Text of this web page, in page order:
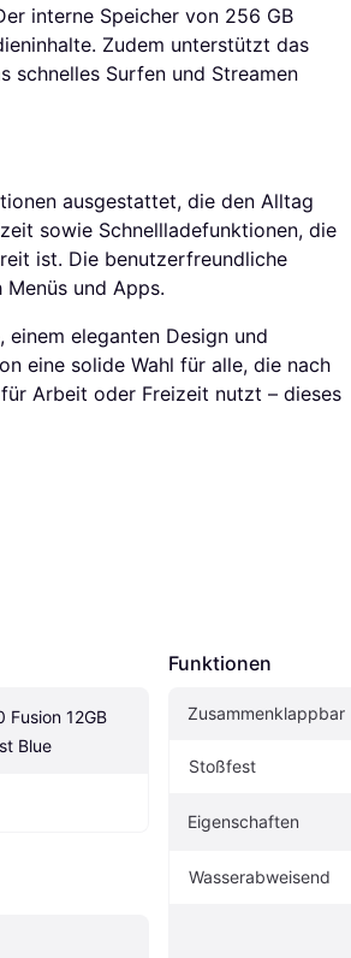
interne Speicher von 256 GB
Zudem unterstützt das
schnelles Surfen und Streamen
ausgestattet, die den Alltag
sowie Schnellladefunktionen, die
ist. Die benutzerfreundliche
und Apps.
eleganten Design und
eine solide Wahl für alle, die nach
Arbeit oder Freizeit nutzt – dieses
Fusion 12GB
Blue
Funktionen
Zusammenklappbar
Stoßfest
Eigenschaften
Wasserabweisend